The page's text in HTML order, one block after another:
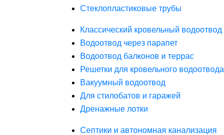
Стеклопластиковые трубы
Классический кровельный водоотвод
Водоотвод через парапет
Водоотвод балконов и террас
Решетки для кровельного водоотвода
Вакуумный водоотвод
Для стилобатов и гаражей
Дренажные лотки
Септики и автономная канализация